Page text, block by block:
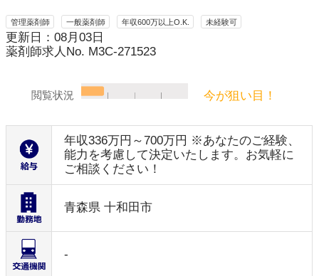
管理薬剤師 一般薬剤師 年収600万以上O.K. 未経験可
更新日：08月03日
薬剤師求人No. M3C-271523
閲覧状況 今が狙い目！
年収336万円～700万円 ※あなたのご経験、
能力を考慮して決定いたします。お気軽に
ご相談ください！
青森県 十和田市
-